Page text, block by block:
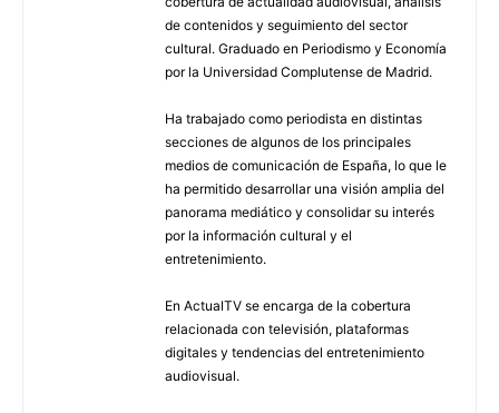
de contenidos y seguimiento del sector
cultural. Graduado en Periodismo y Economía
por la Universidad Complutense de Madrid.
Ha trabajado como periodista en distintas
secciones de algunos de los principales
medios de comunicación de España, lo que le
ha permitido desarrollar una visión amplia del
panorama mediático y consolidar su interés
por la información cultural y el
entretenimiento.
En ActualTV se encarga de la cobertura
relacionada con televisión, plataformas
digitales y tendencias del entretenimiento
audiovisual.